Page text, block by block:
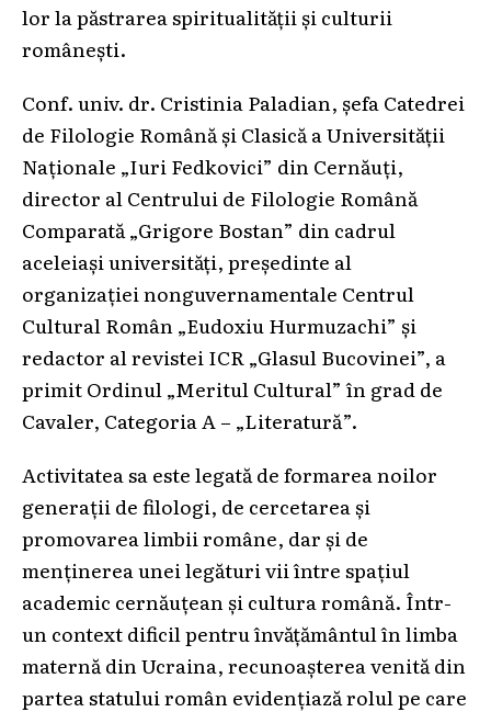
lor la păstrarea spiritualității și culturii
românești.
Conf. univ. dr. Cristinia Paladian, șefa Catedrei
de Filologie Română și Clasică a Universității
Naționale „Iuri Fedkovici” din Cernăuți,
director al Centrului de Filologie Română
Comparată „Grigore Bostan” din cadrul
aceleiași universități, președinte al
organizației nonguvernamentale Centrul
Cultural Român „Eudoxiu Hurmuzachi” și
redactor al revistei ICR „Glasul Bucovinei”, a
primit Ordinul „Meritul Cultural” în grad de
Cavaler, Categoria A – „Literatură”.
Activitatea sa este legată de formarea noilor
generații de filologi, de cercetarea și
promovarea limbii române, dar și de
menținerea unei legături vii între spațiul
academic cernăuțean și cultura română. Într-
un context dificil pentru învățământul în limba
maternă din Ucraina, recunoașterea venită din
partea statului român evidențiază rolul pe care